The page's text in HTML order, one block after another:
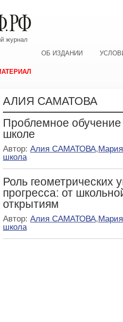
журнал
ОБ ИЗДАНИИ
АЛИЯ САМАТОВА
Проблемное
школе
Автор: Алия САМАТОВА,
школа
Роль геометрических
прогресса: от
открытиям
Автор: Алия САМАТОВА,
школа